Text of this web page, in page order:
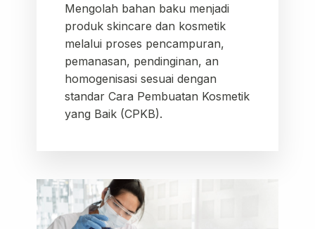
Mengolah bahan baku menjadi
produk skincare dan kosmetik
melalui proses pencampuran,
pemanasan, pendinginan, an
homogenisasi sesuai dengan
standar Cara Pembuatan Kosmetik
yang Baik (CPKB).